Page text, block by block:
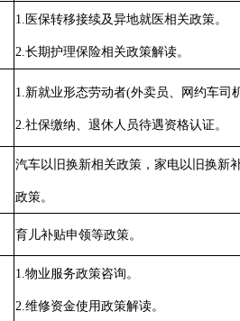
1.医保转移接续及异地就医相关政策。
2.长期护理保险相关政策解读。
1.新就业形态劳动者(外卖员、网约车司
2.社保缴纳、退休人员待遇资格认证。
汽车以旧换新相关政策，家电以旧换新
政策。
育儿补贴申领等政策。
1.物业服务政策咨询。
2.维修资金使用政策解读。